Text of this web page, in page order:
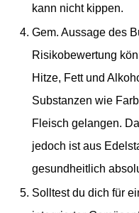
kann nicht kippen.
Gem. Aussage des
Risikobewertung
Hitze, Fett und
Substanzen wie
Fleisch gelangen.
jedoch ist aus
gesundheitlich
Solltest du dich für